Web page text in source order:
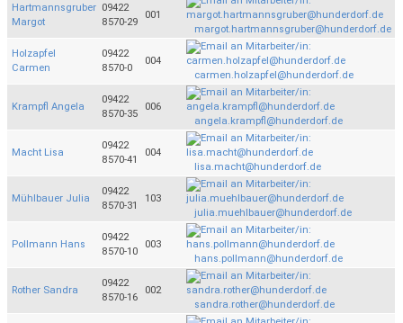
Hartmannsgruber
Margot
09422
8570-29
001
margot.hartmannsgruber@hunderdorf.de
Holzapfel
Carmen
09422
8570-0
004
carmen.holzapfel@hunderdorf.de
Krampfl Angela
09422
8570-35
006
angela.krampfl@hunderdorf.de
Macht Lisa
09422
8570-41
004
lisa.macht@hunderdorf.de
Mühlbauer Julia
09422
8570-31
103
julia.muehlbauer@hunderdorf.de
Pollmann Hans
09422
8570-10
003
hans.pollmann@hunderdorf.de
Rother Sandra
09422
8570-16
002
sandra.rother@hunderdorf.de